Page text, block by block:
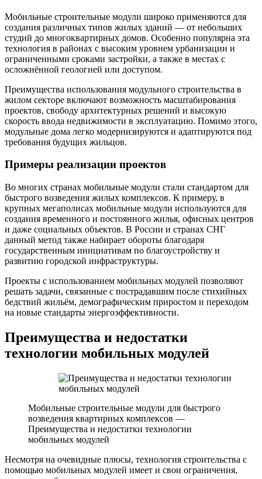
Мобильные строительные модули широко применяются для
создания различных типов жилых зданий — от небольших
студий до многоквартирных домов. Особенно популярна эта
технология в районах с высоким уровнем урбанизации и
ограниченными сроками застройки, а также в местах с
осложнённой геологией или доступом.
Преимущества использования модульного строительства в
жилом секторе включают возможность масштабирования
проектов, свободу архитектурных решений и высокую
скорость ввода недвижимости в эксплуатацию. Помимо этого,
модульные дома легко модернизируются и адаптируются под
требования будущих жильцов.
Примеры реализации проектов
Во многих странах мобильные модули стали стандартом для
быстрого возведения жилых комплексов. К примеру, в
крупных мегаполисах мобильные модули используются для
создания временного и постоянного жилья, офисных центров
и даже социальных объектов. В России и странах СНГ
данный метод также набирает обороты благодаря
государственным инициативам по благоустройству и
развитию городской инфраструктуры.
Проекты с использованием мобильных модулей позволяют
решать задачи, связанные с пострадавшим после стихийных
бедствий жильём, демографическим приростом и переходом
на новые стандарты энергоэффективности.
Преимущества и недостатки
технологии мобильных модулей
Мобильные строительные модули для быстрого
возведения квартирных комплексов —
Преимущества и недостатки технологии
мобильных модулей
Несмотря на очевидные плюсы, технология строительства с
помощью мобильных модулей имеет и свои ограничения,